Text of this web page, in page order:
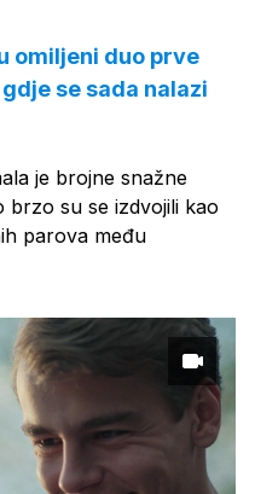
omiljeni duo prve
se sada nalazi
je brojne snažne
brzo su se izdvojili kao
parova među